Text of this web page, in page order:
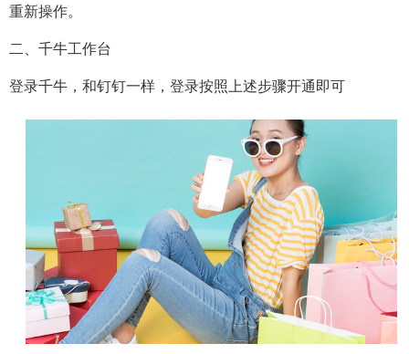
重新操作。
二、千牛工作台
登录千牛，和钉钉一样，登录按照上述步骤开通即可